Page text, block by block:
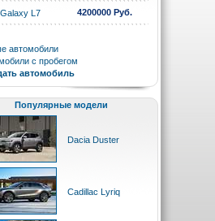
L7 4200000 Руб.
автомобили
с пробегом
автомобиль
Популярные модели
Dacia Duster
Cadillac Lyriq